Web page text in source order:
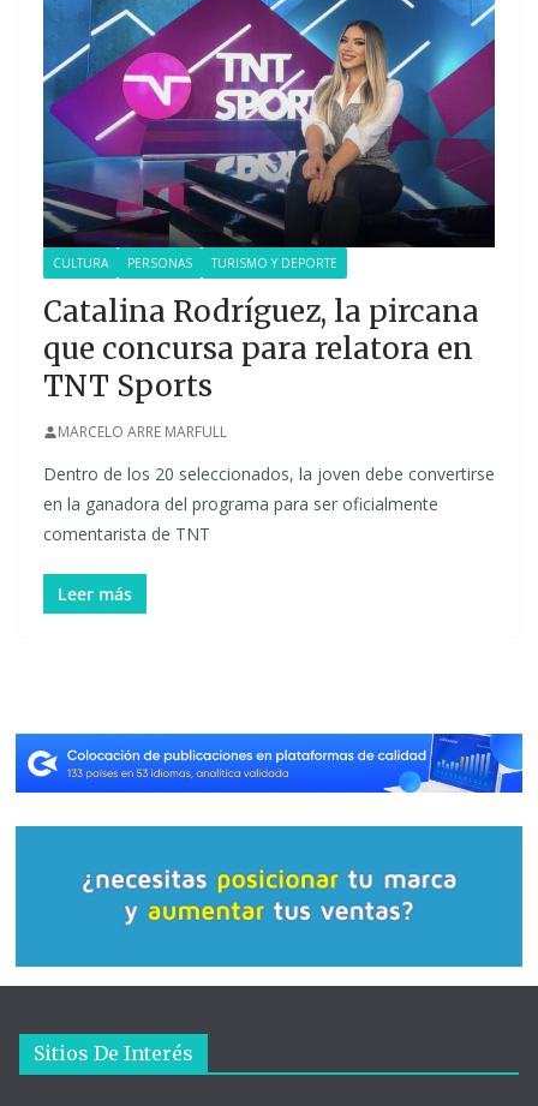
CULTURA PERSONAS TURISMO Y DEPORTE
Catalina Rodríguez, la pircana
que concursa para relatora en
TNT Sports
MARCELO ARRE MARFULL
Dentro de los 20 seleccionados, la joven debe convertirse
en la ganadora del programa para ser oficialmente
comentarista de TNT
Leer más
Sitios De Interés